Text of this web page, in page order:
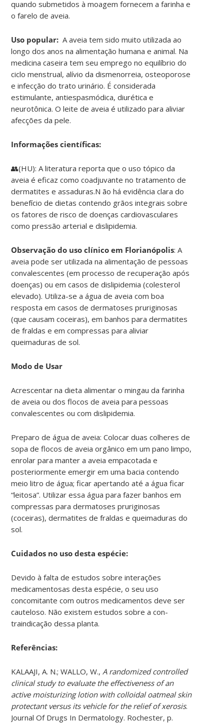
quando submetidos à moagem fornecem a farinha e
o farelo de aveia.
Uso popular: A aveia tem sido muito utilizada ao
longo dos anos na alimentação humana e animal. Na
medicina caseira tem seu emprego no equilíbrio do
ciclo menstrual, alívio da dismenorreia, osteoporose
e infecção do trato urinário. É considerada
estimulante, antiespasmódica, diurética e
neurotônica. O leite de aveia é utilizado para aliviar
afecções da pele.
Informações científicas:
👥(HU): A literatura reporta que o uso tópico da
aveia é eficaz como coadjuvante no tratamento de
dermatites e assaduras.N ão há evidência clara do
benefício de dietas contendo grãos integrais sobre
os fatores de risco de doenças cardiovasculares
como pressão arterial e dislipidemia.
Observação do uso clínico em Florianópolis: A
aveia pode ser utilizada na alimentação de pessoas
convalescentes (em processo de recuperação após
doenças) ou em casos de dislipidemia (colesterol
elevado). Utiliza-se a água de aveia com boa
resposta em casos de dermatoses pruriginosas
(que causam coceiras), em banhos para dermatites
de fraldas e em compressas para aliviar
queimaduras de sol.
Modo de Usar
Acrescentar na dieta alimentar o mingau da farinha
de aveia ou dos flocos de aveia para pessoas
convalescentes ou com dislipidemia.
Preparo de água de aveia: Colocar duas colheres de
sopa de flocos de aveia orgânico em um pano limpo,
enrolar para manter a aveia empacotada e
posteriormente emergir em uma bacia contendo
meio litro de água; ficar apertando até a água ficar
“leitosa”. Utilizar essa água para fazer banhos em
compressas para dermatoses pruriginosas
(coceiras), dermatites de fraldas e queimaduras do
sol.
Cuidados no uso desta espécie:
Devido à falta de estudos sobre interações
medicamentosas desta espécie, o seu uso
concomitante com outros medicamentos deve ser
cauteloso. Não existem estudos sobre a con-
traindicação dessa planta.
Referências:
KALAAJI, A. N.; WALLO, W., A randomized controlled
clinical study to evaluate the effectiveness of an
active moisturizing lotion with colloidal oatmeal skin
protectant versus its vehicle for the relief of xerosis.
Journal Of Drugs In Dermatology. Rochester, p.